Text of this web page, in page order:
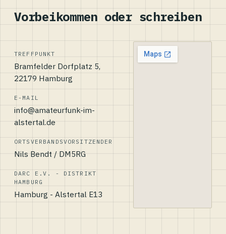
Vorbeikommen oder schreiben
TREFFPUNKT
Bramfelder Dorfplatz 5,
22179 Hamburg
E-MAIL
info@amateurfunk-im-
alstertal.de
ORTSVERBANDSVORSITZENDER
Nils Bendt / DM5RG
DARC E.V. - DISTRIKT
HAMBURG
Hamburg - Alstertal E13